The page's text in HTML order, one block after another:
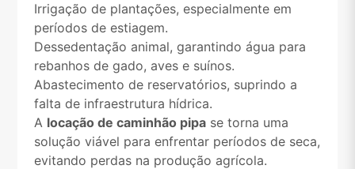
Irrigação de plantações, especialmente em
períodos de estiagem.
Dessedentação animal, garantindo água para
rebanhos de gado, aves e suínos.
Abastecimento de reservatórios, suprindo a
falta de infraestrutura hídrica.
A locação de caminhão pipase torna uma
solução viável para enfrentar períodos de seca,
evitando perdas na produção agrícola.